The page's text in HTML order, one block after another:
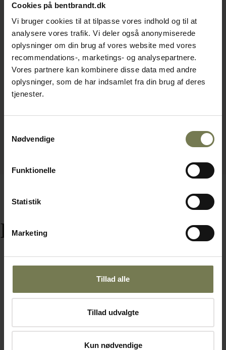
Cookies på bentbrandt.dk
Vi bruger cookies til at tilpasse vores indhold og til at
analysere vores trafik. Vi deler også anonymiserede
oplysninger om din brug af vores website med vores
recommendations-, marketings- og analysepartnere.
Vores partnere kan kombinere disse data med andre
oplysninger, som de har indsamlet fra din brug af deres
tjenester.
Nødvendige
Funktionelle
Statistik
Marketing
Tillad alle
Tillad udvalgte
Kun nødvendige
Produkter i samme serie